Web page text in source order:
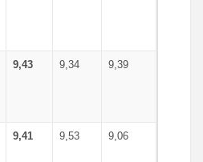
9,43 9,34 9,39
9,41 9,53 9,06